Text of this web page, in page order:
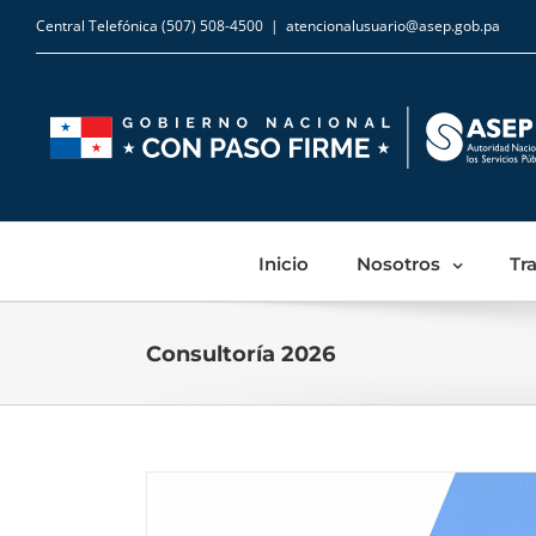
Central Telefónica (507) 508-4500 | atencionalusuario@asep.gob.pa
Inicio Nosotros
Consultoría 2026